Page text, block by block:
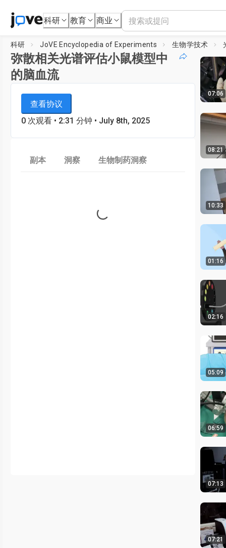
科研 教育 商业
科研 JoVE Encyclopedia of Experiments 生物学技术
弥散相关光谱评估小鼠模型中
的脑血流
JoVE Encyclopedia of Experiments
生物学技术
查看协议
0 次观看 • 2:31 分钟 • July 8th, 2025
副本 洞察 生物制药洞察
Loading...
07:06
08:21
10:33
01:16
02:16
05:09
06:59
07:13
07:21